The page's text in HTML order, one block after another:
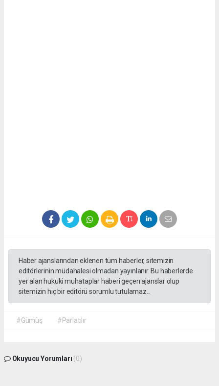
Haber ajanslarından eklenen tüm haberler, sitemizin
editörlerinin müdahalesi olmadan yayınlanır. Bu haberlerde
yer alan hukuki muhataplar haberi geçen ajanslar olup
sitemizin hiç bir editörü sorumlu tutulamaz...
#Gümüş #Parlatılır
Okuyucu Yorumları (0)